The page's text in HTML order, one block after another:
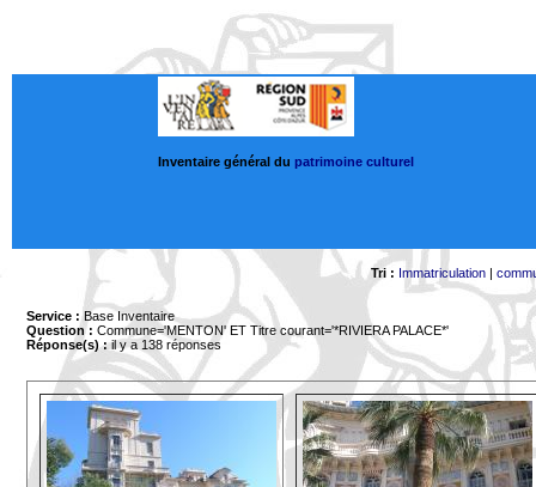
Inventaire général du patrimoine culturel
Tri : Immatriculation|
Service : Base Inventaire
Question : Commune='MENTON' ET Titre courant='*RIVIERA PALACE*'
Réponse(s) :il y a 138 réponses